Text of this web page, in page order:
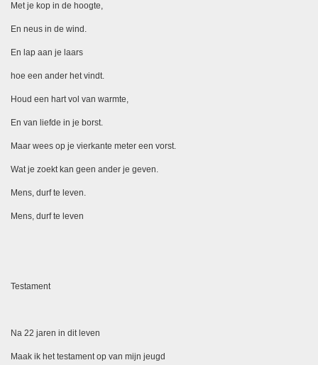
Met je kop in de hoogte,
En neus in de wind.
En lap aan je laars
hoe een ander het vindt.
Houd een hart vol van warmte,
En van liefde in je borst.
Maar wees op je vierkante meter een vorst.
Wat je zoekt kan geen ander je geven.
Mens, durf te leven.
Mens, durf te leven
Testament
Na 22 jaren in dit leven
Maak ik het testament op van mijn jeugd